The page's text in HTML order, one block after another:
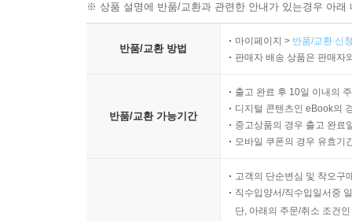
※ 상품 설명에 반품/교환과 관련한 안내가 있는경우 아
반품/교환 방법
마이페이지 > 반품/교환 신
판매자 배송 상품은 판매자
반품/교환 가능기간
출고 완료 후 10일 이내의
디지털 콘텐츠인 eBook의
중고상품의 경우 출고 완료
모바일 쿠폰의 경우 유효기
고객의 단순변심 및 착오구
직수입양서/직수입일서중
단, 아래의 주문/취소 조건